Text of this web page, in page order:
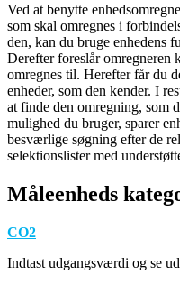
Ved at benytte
som skal omregnes i
den, kan du bruge enhedens
Derefter foreslår omregneren
omregnes til. Herefter får du
enheder, som den kender. I
at finde den omregning, som
mulighed du bruger, sparer
besværlige søgning efter de
selektionslister med
Måleenheds
CO2
Indtast udgangsværdi og se